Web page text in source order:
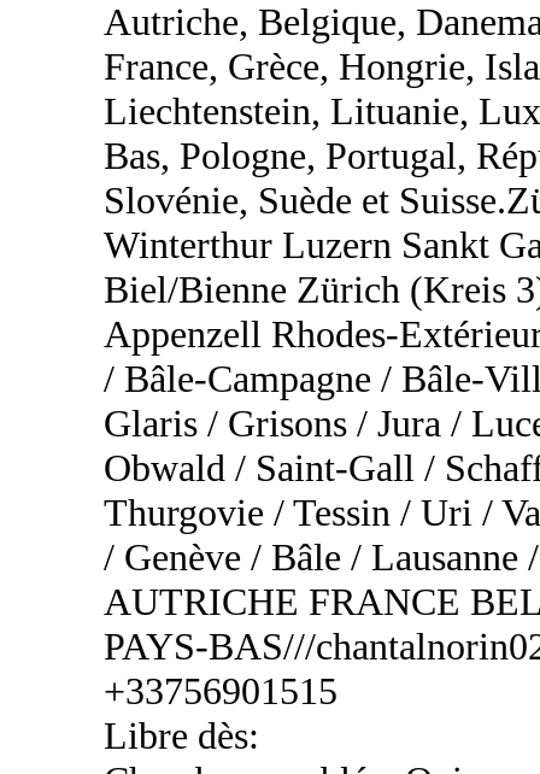
Autriche, Belgique,
France, Grèce, Hongrie,
Liechtenstein, Lituanie,
Bas, Pologne, Portugal,
Slovénie, Suède et
Winterthur Luzern Sankt
Biel/Bienne Zürich (Kreis
Appenzell Rhodes-
/ Bâle-Campagne / Bâle-
Glaris / Grisons / Jura /
Obwald / Saint-Gall /
Thurgovie / Tessin / Uri /
/ Genève / Bâle /
AUTRICHE FRANCE
PAYS-BAS///
+33756901515
Libre dès: